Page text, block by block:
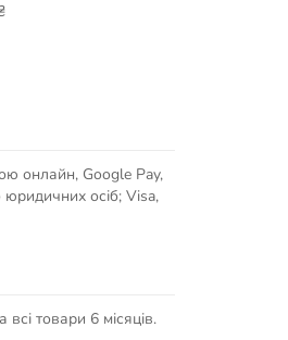
онлайн, Google Pay,
осіб; Visa,
товари 6 місяців.